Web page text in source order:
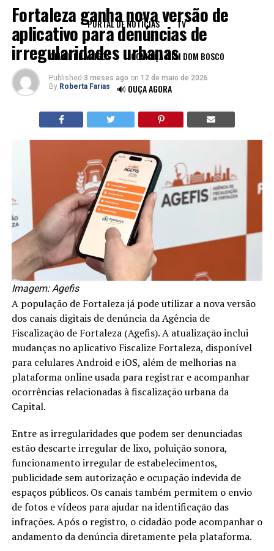
PORTAL DE NOTÍCIAS TV
CLUBE DE AMIGOS CONHEÇA A FM DOM BOSCO
🔊 OUÇA AGORA
Fortaleza ganha nova versão de
aplicativo para denúncias de
irregularidades urbanas
Published 3 meses ago on 12 de maio de 2026
By Roberta Farias
Imagem: Agefis
A população de Fortaleza já pode utilizar a nova versão
dos canais digitais de denúncia da Agência de
Fiscalização de Fortaleza (Agefis). A atualização inclui
mudanças no aplicativo Fiscalize Fortaleza, disponível
para celulares Android e iOS, além de melhorias na
plataforma online usada para registrar e acompanhar
ocorrências relacionadas à fiscalização urbana da
Capital.
Entre as irregularidades que podem ser denunciadas
estão descarte irregular de lixo, poluição sonora,
funcionamento irregular de estabelecimentos,
publicidade sem autorização e ocupação indevida de
espaços públicos. Os canais também permitem o envio
de fotos e vídeos para ajudar na identificação das
infrações. Após o registro, o cidadão pode acompanhar o
andamento da denúncia diretamente pela plataforma.